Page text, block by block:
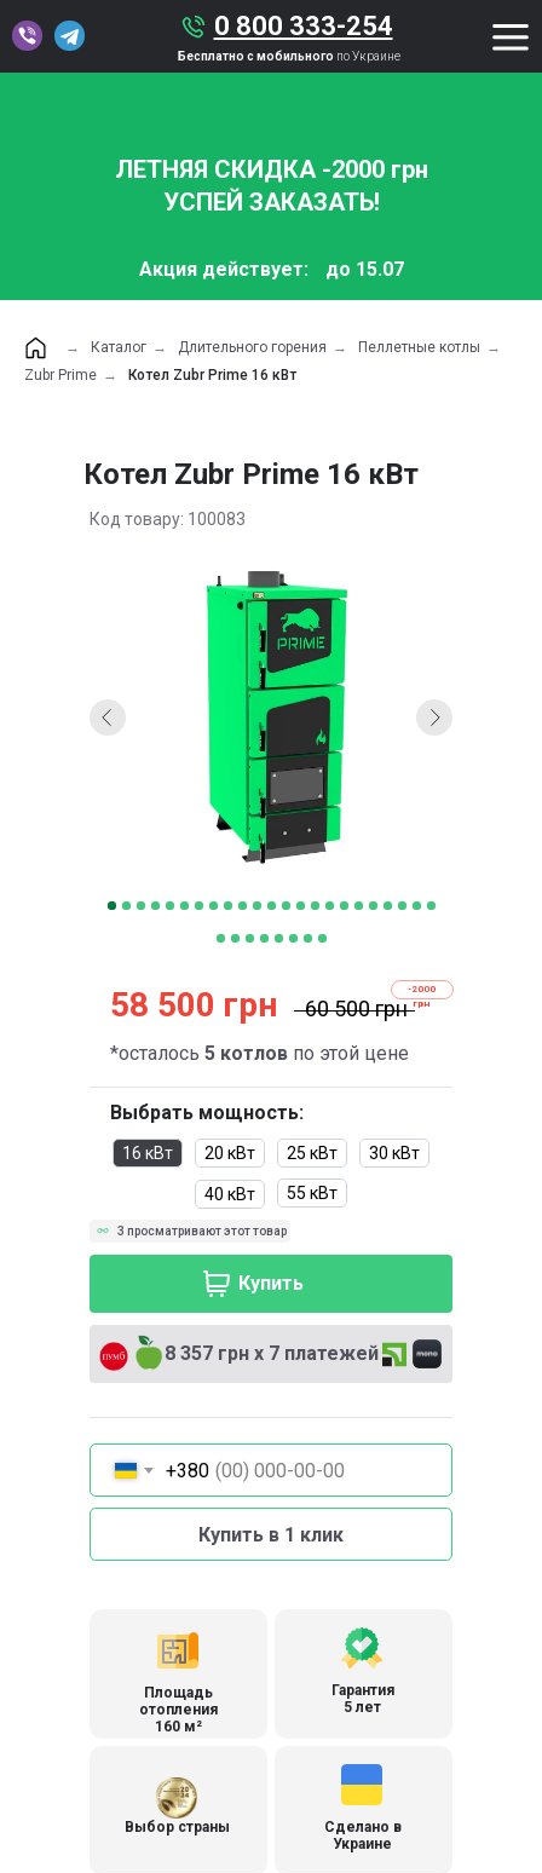
0 800 333-254
Бесплатно с мобильного по Украине
ЛЕТНЯЯ СКИДКА -2000 грн
УСПЕЙ ЗАКАЗАТЬ!
Акция действует: до 15.07
→ Каталог → Длительного горения → Пеллетные котлы →
Zubr Prime → Котел Zubr Prime 16 кВт
Котел Zubr Prime 16 кВт
Код товару: 100083
Площадь
отопления
160 м²
58 500 грн
Выбрать мощность:
+380
Купить в 1 клик
Купить
8 357 грн х 7 платежей
Гарантия
5 лет
Выбор страны
16 кВт 20 кВт 25 кВт 30 кВт
55 кВт
40 кВт
Сделано в
Украине
60 500 грн
-2000
грн
*осталось 5 котлов по этой цене
3 просматривают этот товар